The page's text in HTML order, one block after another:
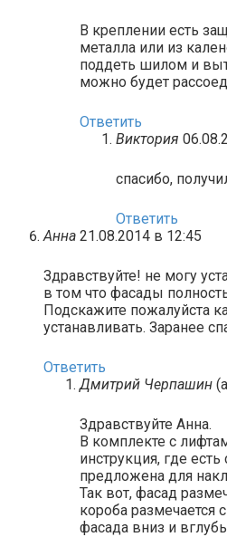
В креплении есть
металла или из
поддеть шилом и
можно будет
Ответить
Виктория
спасибо,
Ответить
Анна 21.08.2014 в 12:45
Здравствуйте! не могу
в том что фасады
Подскажите пожалуйста
устанавливать. Заранее
Ответить
Дмитрий Черпашин
Здравствуйте Анна.
В комплекте с
инструкция, где
предложена для
Так вот, фасад
короба размечается
фасада вниз и